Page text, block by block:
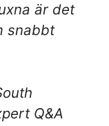
är det
snabbt
Q&A